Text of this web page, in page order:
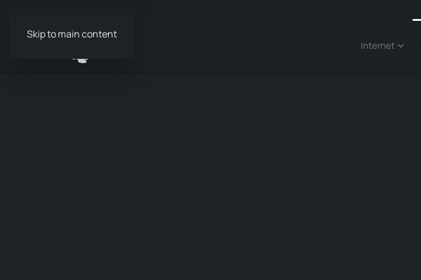
Skip to main content
Internet